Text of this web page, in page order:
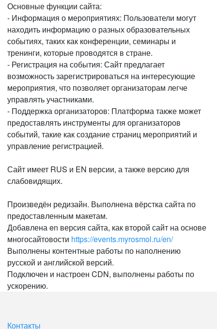
Основные функции сайта:
- Информация о мероприятиях: Пользователи могут
находить информацию о разных образовательных
событиях, таких как конференции, семинары и
тренинги, которые проводятся в стране.
- Регистрация на события: Сайт предлагает
возможность зарегистрироваться на интересующие
мероприятия, что позволяет организаторам легче
управлять участниками.
- Поддержка организаторов: Платформа также может
предоставлять инструменты для организаторов
событий, такие как создание страниц мероприятий и
управление регистрацией.
Сайт имеет RUS и EN версии, а также версию для
слабовидящих.
Произведён редизайн. Выполнена вёрстка сайта по
предоставленным макетам.
Добавлена en версия сайта, как второй сайт на основе
многосайтовости https://events.myrosmol.ru/en/
Выполнены контентные работы по наполнению
русской и английской версий.
Подключен и настроен CDN, выполнены работы по
ускорению.
Контакты